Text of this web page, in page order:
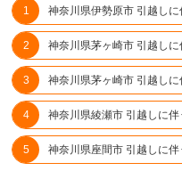
神奈川県伊勢原市 引越し
神奈川県茅ヶ崎市 引越し
神奈川県茅ヶ崎市 引越し
神奈川県綾瀬市 引越しに
神奈川県座間市 引越しに